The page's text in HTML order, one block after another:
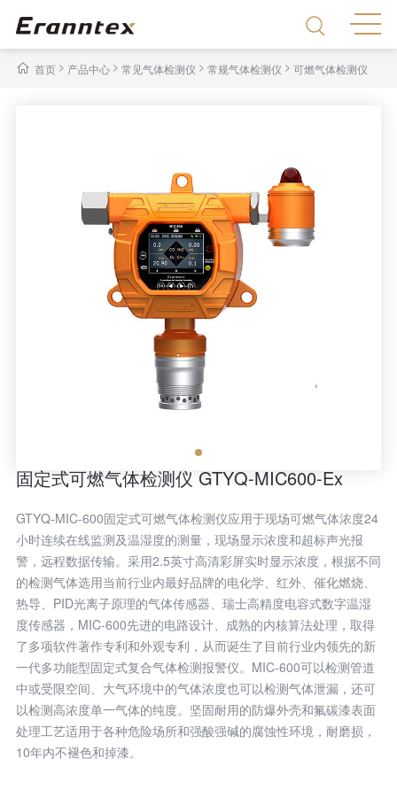
首页> 产品中心 > 常见气体检测仪 > 常规气体检测仪 > 可燃气体检测仪
固定式可燃气体检测仪 GTYQ-MIC600-Ex
GTYQ-MIC-600固定式可燃气体检测仪应用于现场可燃气体浓度24
小时连续在线监测及温湿度的测量，现场显示浓度和超标声光报
警，远程数据传输。采用2.5英寸高清彩屏实时显示浓度，根据不同
的检测气体选用当前行业内最好品牌的电化学、红外、催化燃烧、
热导、PID光离子原理的气体传感器、瑞士高精度电容式数字温湿
度传感器，MIC-600先进的电路设计、成熟的内核算法处理，取得
了多项软件著作专利和外观专利，从而诞生了目前行业内领先的新
一代多功能型固定式复合气体检测报警仪。MIC-600可以检测管道
中或受限空间、大气环境中的气体浓度也可以检测气体泄漏，还可
以检测高浓度单一气体的纯度。坚固耐用的防爆外壳和氟碳漆表面
处理工艺适用于各种危险场所和强酸强碱的腐蚀性环境，耐磨损，
10年内不褪色和掉漆。